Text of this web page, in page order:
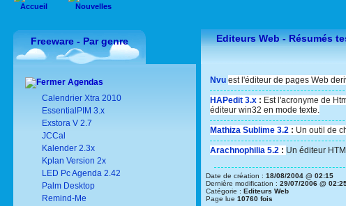
Accueil Nouvelles
Freeware - Par genre
Agendas
Calendrier Xtra 2010
EssentialPIM 3.x
Exstora V 2.7
JCCal
Kalender 2.3x
Kplan Version 2x
LED Pc Agenda 2.42
Palm Desktop
Remind-Me
Editeurs Web -Résumés
Nvu est l'éditeur de pages Web
HAPedit 3.x : Est l'acronyme de
éditeur win32 en mode texte.
Mathiza Sublime 3.2 : Un outil de
Arachnophilia 5.2 : Un éditeur
Date de création : 18/08/2004 @ 02:15
Dernière modification : 29/07/2006 @
Catégorie : Editeurs Web
Page lue 10760 fois